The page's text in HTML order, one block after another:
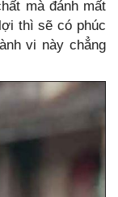
mà đánh mất
thì sẽ có phúc
vi này chẳng